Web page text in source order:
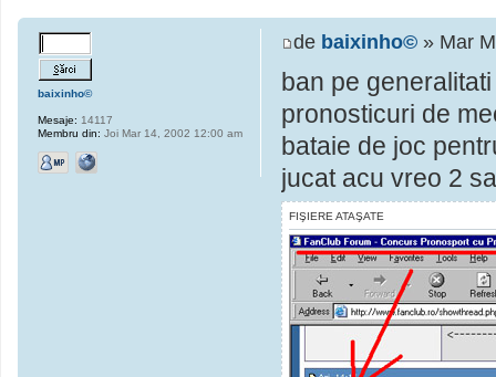
de baixinho© » Mar
ban pe
pronosticuri de
bataie de joc
jucat acu vreo 2
FIŞIERE ATAŞATE
baixinho©
Mesaje: 14117
Membru din: Joi Mar 14, 2002 12:00 am